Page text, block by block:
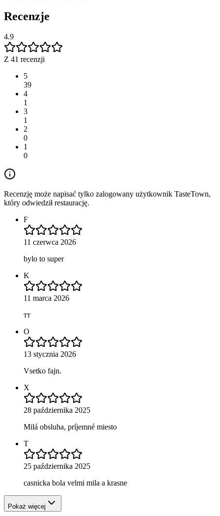
Recenzje
4.9
Z 41 recenzji
5
39
4
1
3
1
2
0
1
0
Recenzję może napisać tylko zalogowany użytkownik TasteTown,
który odwiedził restaurację.
F
11 czerwca 2026
bylo to super
K
11 marca 2026
тт
O
13 stycznia 2026
Vsetko fajn.
X
28 października 2025
Milá obsluha, príjemné miesto
T
25 października 2025
casnicka bola velmi mila a krasne
Pokaż więcej